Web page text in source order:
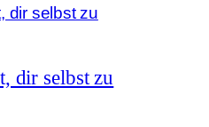
dir selbst zu